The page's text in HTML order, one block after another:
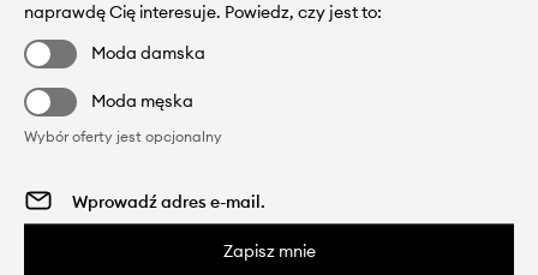
naprawdę Cię interesuje. Powiedz, czy jest to:
Moda damska
Moda męska
Wybór oferty jest opcjonalny
Zapisz mnie